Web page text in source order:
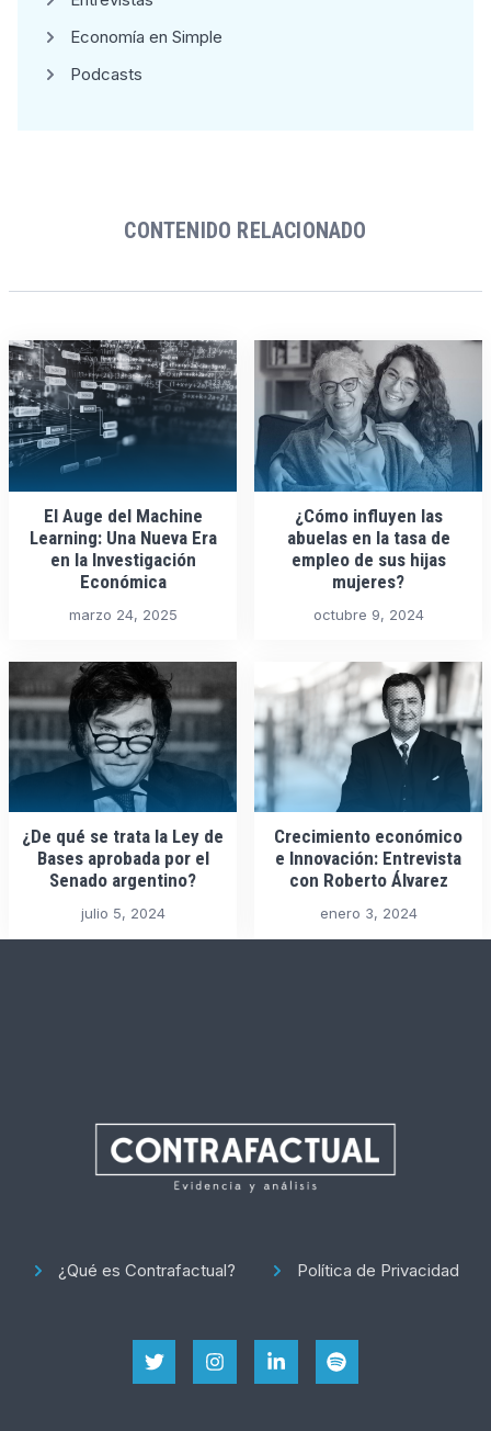
Economía en Simple
Podcasts
CONTENIDO RELACIONADO
El Auge del Machine
Learning: Una Nueva Era
en la Investigación
Económica
marzo 24, 2025
¿Cómo influyen las
abuelas en la tasa de
empleo de sus hijas
mujeres?
octubre 9, 2024
¿De qué se trata la Ley de
Bases aprobada por el
Senado argentino?
julio 5, 2024
Crecimiento económico
e Innovación: Entrevista
con Roberto Álvarez
enero 3, 2024
¿Qué es Contrafactual? Política de Privacidad